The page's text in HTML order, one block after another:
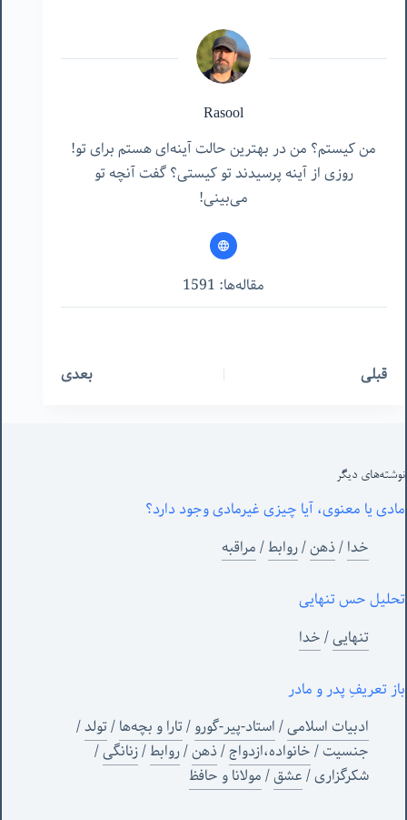
Rasool
من کیستم؟ من در بهترین حالت آینه‌ای هستم برای تو!
روزی از آینه پرسیدند تو کیستی؟ گفت آنچه تو
می‌بینی!
مقاله‌ها: 1591
قبلی بعدی
نوشته‌های‌ دیگر
مادی یا معنوی، آیا چیزی غیرمادی وجود دارد؟
خدا/ذهن/روابط/مراقبه
تحلیل حس تنهایی
تنهایی/خدا
باز تعریفِ پدر و مادر
ادبیات اسلامی/استاد-پیر-گورو/تارا و بچه‌ها/تولد/
جنسیت/خانواده،ازدواج/ذهن/روابط/زنانگی/
شکرگزاری/عشق/مولانا و حافظ